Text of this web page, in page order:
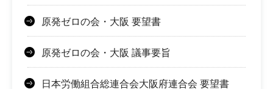
原発ゼロの会・大阪 要望書
原発ゼロの会・大阪 議事要旨
日本労働組合総連合会大阪府連合会 要望書